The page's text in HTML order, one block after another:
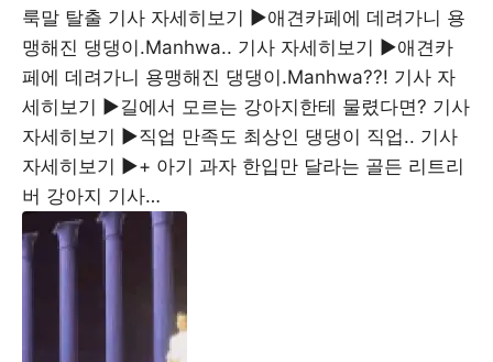
룩말 탈출 기사 자세히보기 ▶애견카페에 데려가니 용
맹해진 댕댕이.Manhwa.. 기사 자세히보기 ▶애견카
페에 데려가니 용맹해진 댕댕이.Manhwa??! 기사 자
세히보기 ▶길에서 모르는 강아지한테 물렸다면? 기사
자세히보기 ▶직업 만족도 최상인 댕댕이 직업.. 기사
자세히보기 ▶+ 아기 과자 한입만 달라는 골든 리트리
버 강아지 기사…